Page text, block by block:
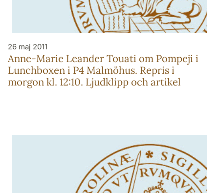
26 maj 2011
Anne-Marie Leander Touati om Pompeji i
Lunchboxen i P4 Malmöhus. Repris i
morgon kl. 12:10. Ljudklipp och artikel